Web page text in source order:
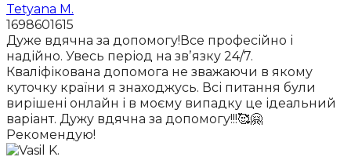
Tetyana M.
1698601615
Дуже вдячна за допомогу!Все професійно і
надійно. Увесь період на звʼязку 24/7.
Кваліфікована допомога не зважаючи в якому
куточку країни я знаходжусь. Всі питання були
вирішені онлайн і в моєму випадку це ідеальний
варіант. Дужу вдячна за допомогу!!!🥰🤗
Рекомендую!